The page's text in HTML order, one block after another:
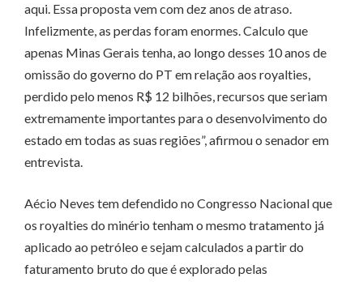
aqui. Essa proposta vem com dez anos de atraso.
Infelizmente, as perdas foram enormes. Calculo que
apenas Minas Gerais tenha, ao longo desses 10 anos de
omissão do governo do PT em relação aos royalties,
perdido pelo menos R$ 12 bilhões, recursos que seriam
extremamente importantes para o desenvolvimento do
estado em todas as suas regiões”, afirmou o senador em
entrevista.
Aécio Neves tem defendido no Congresso Nacional que
os royalties do minério tenham o mesmo tratamento já
aplicado ao petróleo e sejam calculados a partir do
faturamento bruto do que é explorado pelas